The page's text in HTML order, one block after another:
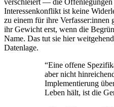
verschleiert — die
Interessenkonflikt ist keine
zu einem für ihre Verfasser:innen
ihr Gewicht erst, wenn die
Name. Das tut sie hier
Datenlage.
“Eine offene
aber nicht
Implementierung
Leben hält, ist die